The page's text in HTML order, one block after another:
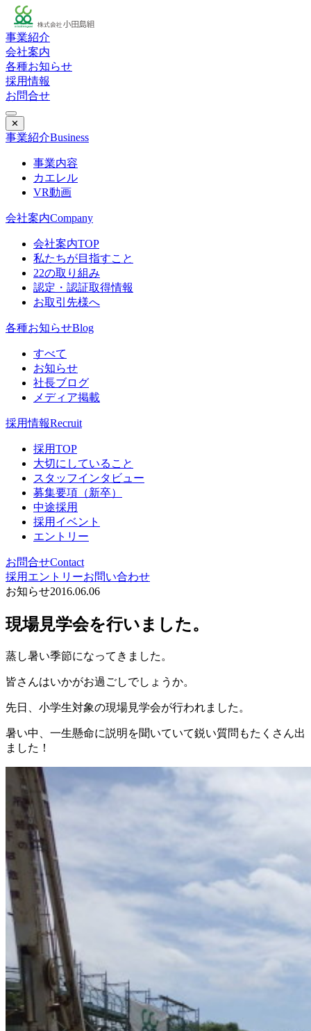
事業紹介
会社案内
各種お知らせ
採用情報
お問合せ
✕
事業紹介Business
事業内容
カエレル
VR動画
会社案内Company
会社案内TOP
私たちが目指すこと
22の取り組み
認定・認証取得情報
お取引先様へ
各種お知らせBlog
すべて
お知らせ
社長ブログ
メディア掲載
採用情報Recruit
採用TOP
大切にしていること
スタッフインタビュー
募集要項（新卒）
中途採用
採用イベント
エントリー
お問合せContact
採用エントリーお問い合わせ
お知らせ2016.06.06
現場見学会を行いました。
蒸し暑い季節になってきました。
皆さんはいかがお過ごしでしょうか。
先日、小学生対象の現場見学会が行われました。
暑い中、一生懸命に説明を聞いていて鋭い質問もたくさん出
ました！